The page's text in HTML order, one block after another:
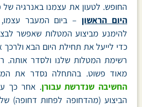
החופש. לטעון את עצמנו באנרגיה של
היום הראשון – ביום המעבר
להימנע מביצוע המטלות שאפשר
כדי לייעל את תחילת היום הבא ולרכך
רשימת המטלות שלנו ולסדר אותה.
מאוד פשוט. בהתחלה נסדר את
החשיבה שנדרשת עבורן. אחר כך
הביצוע (מהדחופה לפחות דחופה)